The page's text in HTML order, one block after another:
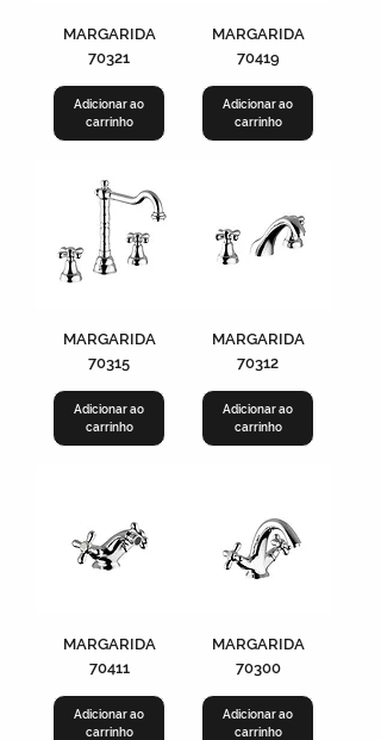
MARGARIDA
70321
Adicionar ao
carrinho
MARGARIDA
70419
Adicionar ao
carrinho
MARGARIDA
70315
Adicionar ao
carrinho
MARGARIDA
70312
Adicionar ao
carrinho
MARGARIDA
70411
Adicionar ao
carrinho
MARGARIDA
70300
Adicionar ao
carrinho